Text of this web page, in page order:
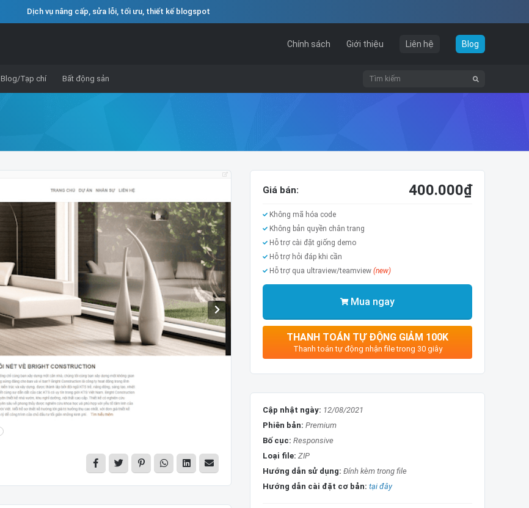
Dịch vụ nâng cấp, sửa lỗi, tối ưu, thiết kế blogspot
Chính sách Giới thiệu Liên hệ Blog
Blog/Tạp chí Bất động sản
Giá bán: 400.000₫
Không mã hóa code
Không bản quyền chân trang
Hỗ trợ cài đặt giống demo
Hỗ trợ hỏi đáp khi cần
Hỗ trợ qua ultraview/teamview (new)
Mua ngay
THANH TOÁN TỰ ĐỘNG GIẢM 100K
Thanh toán tự động nhận file trong 30 giây
Cập nhật ngày: 12/08/2021
Phiên bản: Premium
Bố cục: Responsive
Loại file: ZIP
Hướng dẫn sử dụng: Đính kèm trong file
Hướng dẫn cài đặt cơ bản: tại đây